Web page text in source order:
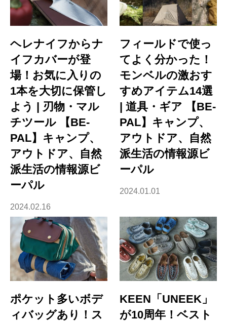
ヘレナイフからナ
イフカバーが登
場！お気に入りの
1本を大切に保管し
よう | 刃物・マル
チツール 【BE-
PAL】キャンプ、
アウトドア、自然
派生活の情報源ビ
ーパル
2024.02.16
フィールドで使っ
てよく分かった！
モンベルの激おす
すめアイテム14選
| 道具・ギア 【BE-
PAL】キャンプ、
アウトドア、自然
派生活の情報源ビ
ーパル
2024.01.01
ポケット多いボデ
ィバッグあり！ス
KEEN「UNEEK」
が10周年！ベスト